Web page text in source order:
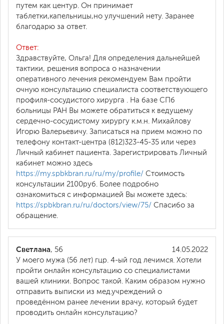
путем как центур. Он принимает
таблетки,капельницы,но улучшений нету. Заранее
благодарю за ответ.
Ответ:
Здравствуйте, Ольга! Для определения дальнейшей
тактики, решения вопроса о назначении
оперативного лечения рекомендуем Вам пройти
очную консультацию специалиста соответствующего
профиля-сосудистого хирурга . На базе СПб
больницы РАН Вы можете обратиться к ведущему
сердечно-сосудистому хирургу к.м.н. Михайлову
Игорю Валерьевичу. Записаться на прием можно по
телефону контакт-центра (812)323-45-35 или через
Личный кабинет пациента. Зарегистрировать Личный
кабинет можно здесь
https://my.spbkbran.ru/ru/my/profile/ Стоимость
консультации 2100руб. Более подробно
ознакомиться с информацией Вы можете здесь:
https://spbkbran.ru/ru/doctors/view/75/ Спасибо за
обращение.
14.05.2022
Светлана, 56
У моего мужа (56 лет) гцр. 4-ый год лечимся. Хотели
пройти онлайн консультацию со специалистами
вашей клиники. Вопрос такой. Каким образом нужно
отправить выписки из мед.учреждений о
проведённом ранее лечении врачу, который будет
проводить онлайн консультацию?